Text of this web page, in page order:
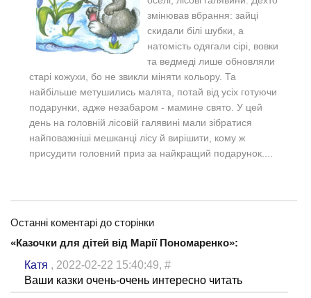
змінював вбрання: зайці
скидали білі шубки, а
натомість одягали сірі, вовки
та ведмеді лише обновляли
старі кожухи, бо не звикли міняти кольору. Та
найбільше метушились малята, потай від усіх готуючи
подарунки, адже незабаром - мамине свято. У цей
день на головній лісовій галявині мали зібратися
найповажніші мешканці лісу й вирішити, кому ж
присудити головний приз за найкращий подарунок....
Останні коментарі до сторінки
«Казочки для дітей від Марії Пономаренко»:
Катя , 2022-02-22 15:40:49, #
Ваши казки очень-очень интересно читать